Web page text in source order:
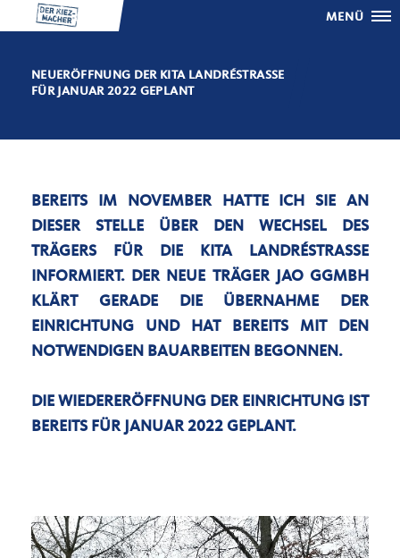
MENÜ
NEUERÖFFNUNG DER KITA LANDRÉSTRASSE F
ÜR JANUAR 2022 GEPLANT
BEREITS IM NOVEMBER HATTE ICH SIE AN
DIESER STELLE ÜBER DEN WECHSEL DES
TRÄGERS FÜR DIE KITA LANDRÉSTRASSE I
NFORMIERT. DER NEUE TRÄGER JAO GGMBH K
LÄRT GERADE DIE ÜBERNAHME DER E
INRICHTUNG UND HAT BEREITS MIT DEN N
OTWENDIGEN BAUARBEITEN BEGONNEN.
DIE WIEDERERÖFFNUNG DER EINRICHTUNG IST
BEREITS FÜR JANUAR 2022 GEPLANT.